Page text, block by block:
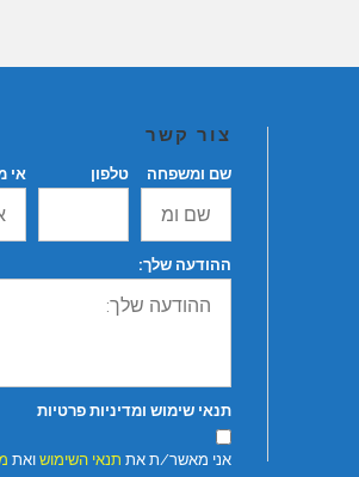
צור קשר
שם ומשפחה טלפון אי
ההודעה שלך:
תנאי שימוש ומדיניות פרטיות
אני מאשר/ת את תנאי השימוש ואת